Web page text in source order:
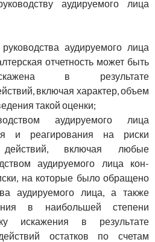
аудируемого лица
аудируемого лица
отчетность может быть
в результате
включая характер, объем
такой оценки;
аудируемого лица
и реагирования на риски
действий, включая любые
аудируемого лица кон­
на которые было обращено
аудируемого лица, а также
в наибольшей степени
искажения в резуль­тате
остатков по счетам